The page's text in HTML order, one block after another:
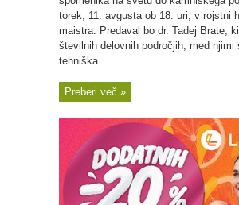
torek, 11. avgusta ob 18. uri, v rojstni
maistra. Predaval bo dr. Tadej Brate,
številnih delovnih področjih, med njimi
tehniška ...
Preberi več »